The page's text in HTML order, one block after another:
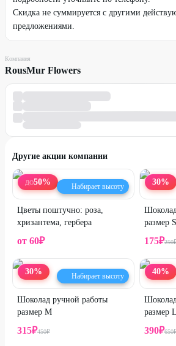
Скидка не суммируется с другими
предложениями.
Компания
RousMur Flowers
Другие акции компании
ДО50% Набирает высоту
Цветы поштучно: роза,
хризантема, гербера
от 60₽
30%
размер S
175₽250
30% Набирает высоту
Шоколад ручной работы
размер M
315₽450₽
40%
размер L
390₽650